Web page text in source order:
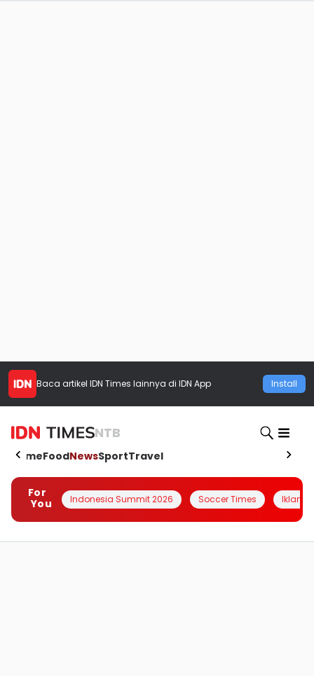
Baca artikel IDN Times lainnya di IDN App Install
NTB
HomeFoodNewsSportTravel
For
You
Indonesia Summit 2026 Soccer Times Iklanin